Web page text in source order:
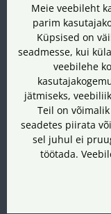
Meie veebileht
parim
Küpsised on
seadmesse, kui
veebilehe
jätmiseks,
Teil on
seadetes piirata
sel juhul ei
töötada.